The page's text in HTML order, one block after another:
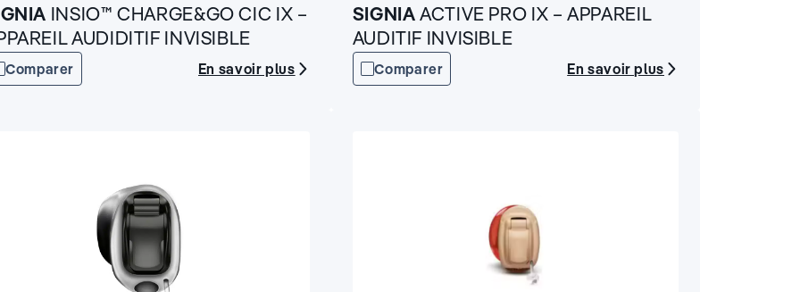
INSIO™ CHARGE&GO CIC IX –
AUDIDITIF INVISIBLE
Comparer En savoir plus
SIGNIAACTIVE PRO IX – APPAREIL
AUDITIF INVISIBLE
Comparer En savoir plus